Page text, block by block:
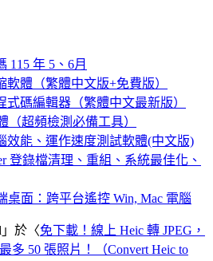
115 年 5、6月
軟體（繁體中文版+免費版）
式碼編輯器（繁體中文最新版）
（超頻檢測必備工具）
效能、運作速度測試軟體(中文版)
登錄檔清理、重組、系統最佳化、
桌面：跨平台遙控 Win, Mac 電腦
」於〈免下載！線上 Heic 轉 JPEG，
多 50 張照片！（Convert Heic to